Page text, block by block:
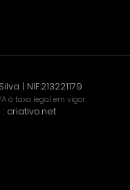
| NIF:213221179
à taxa legal em vigor.
: criativo.net